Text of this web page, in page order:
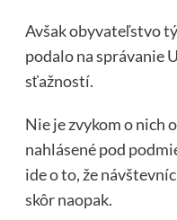
Avšak obyvateľstvo
podalo na správanie
sťažností.
Nie je zvykom o nich
nahlásené pod
ide o to, že
skôr naopak.